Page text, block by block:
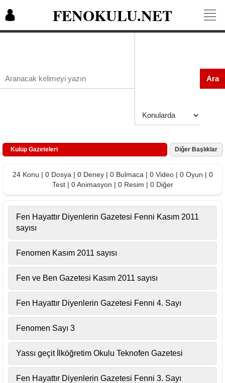
FENOKULU.NET
Ara
Kulüp Gazeteleri Diğer Başlıklar
24 Konu | 0 Dosya | 0 Deney | 0 Bulmaca | 0 Video | 0 Oyun | 0
Test | 0 Animasyon | 0 Resim | 0 Diğer
Fen Hayattır Diyenlerin Gazetesi Fenni Kasım 2011
sayısı
Fenomen Kasım 2011 sayısı
Fen ve Ben Gazetesi Kasım 2011 sayısı
Fen Hayattır Diyenlerin Gazetesi Fenni 4. Sayı
Fenomen Sayı 3
Yassı geçit İlköğretim Okulu Teknofen Gazetesi
Fen Hayattır Diyenlerin Gazetesi Fenni 3. Sayı